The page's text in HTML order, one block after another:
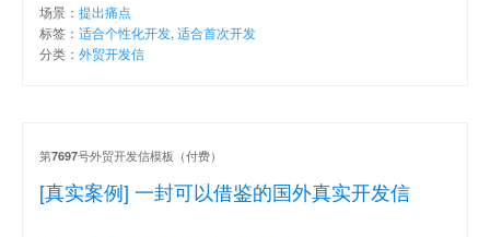
场景： 提出痛点
标签： 适合个性化开发, 适合首次开发
分类： 外贸开发信
[真实案例] 一封可以借鉴的国外真实开发信
第7697号外贸开发信模板（付费）